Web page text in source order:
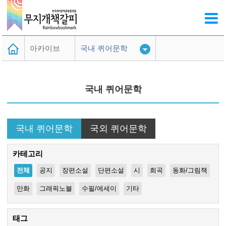
아카이브 국내 퀴어문학
검색도움말
국내 퀴어문학
국내 퀴어문학 국외 퀴어문학
카테고리
전체 공지 장편소설 단편소설 시 희곡 동화/그림책
만화 그래픽노블 수필/에세이 기타
태그